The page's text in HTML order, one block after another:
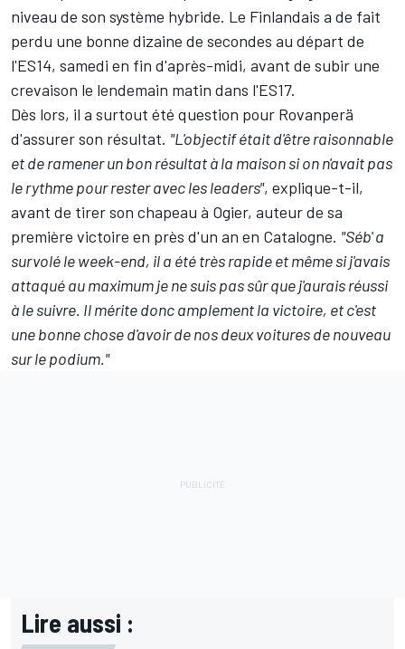
niveau de son système hybride. Le Finlandais a de fait
perdu une bonne dizaine de secondes au départ de
l'ES14, samedi en fin d'après-midi, avant de subir une
crevaison le lendemain matin dans l'ES17.
Dès lors, il a surtout été question pour Rovanperä
d'assurer son résultat. "L'objectif était d'être raisonnable
et de ramener un bon résultat à la maison si on n'avait pas
le rythme pour rester avec les leaders", explique-t-il,
avant de tirer son chapeau à Ogier, auteur de sa
première victoire en près d'un an en Catalogne. "Séb' a
survolé le week-end, il a été très rapide et même si j'avais
attaqué au maximum je ne suis pas sûr que j'aurais réussi
à le suivre. Il mérite donc amplement la victoire, et c'est
une bonne chose d'avoir de nos deux voitures de nouveau
sur le podium."
Lire aussi :